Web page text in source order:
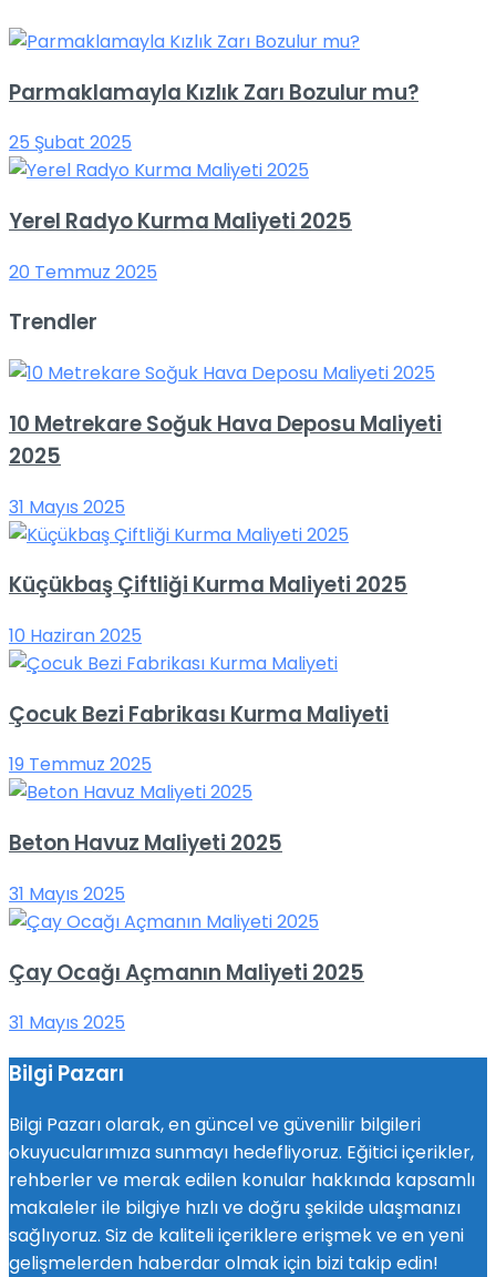
Parmaklamayla Kızlık Zarı Bozulur mu?
25 Şubat 2025
Yerel Radyo Kurma Maliyeti 2025
20 Temmuz 2025
Trendler
10 Metrekare Soğuk Hava Deposu Maliyeti
2025
31 Mayıs 2025
Küçükbaş Çiftliği Kurma Maliyeti 2025
10 Haziran 2025
Çocuk Bezi Fabrikası Kurma Maliyeti
19 Temmuz 2025
Beton Havuz Maliyeti 2025
31 Mayıs 2025
Çay Ocağı Açmanın Maliyeti 2025
31 Mayıs 2025
Bilgi Pazarı
Bilgi Pazarı olarak, en güncel ve güvenilir bilgileri
okuyucularımıza sunmayı hedefliyoruz. Eğitici içerikler,
rehberler ve merak edilen konular hakkında kapsamlı
makaleler ile bilgiye hızlı ve doğru şekilde ulaşmanızı
sağlıyoruz. Siz de kaliteli içeriklere erişmek ve en yeni
gelişmelerden haberdar olmak için bizi takip edin!